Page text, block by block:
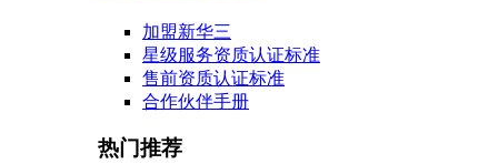
加盟新华三
星级服务资质认证标准
售前资质认证标准
合作伙伴手册
热门推荐